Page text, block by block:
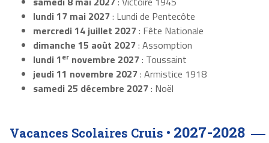
lundi 17 mai 2027: Lundi de Pentecôte
mercredi 14 juillet 2027: Fête Nationale
dimanche 15 août 2027: Assomption
lundi 1er novembre 2027: Toussaint
jeudi 11 novembre 2027: Armistice 1918
samedi 25 décembre 2027: Noël
Vacances Scolaires Cruis • 2027-2028